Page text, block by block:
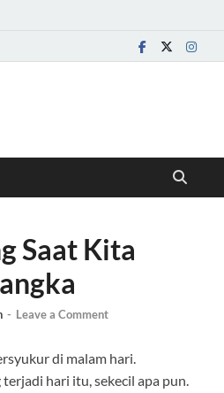
Saat Kita
- Leave a Comment
di malam hari.
hari itu, sekecil apa pun.